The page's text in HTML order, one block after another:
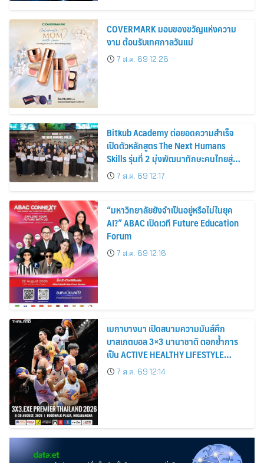
COVERMARK มอบของขวัญแห่งความ
งาม ต้อนรับเทศกาลวันแม่
7 ส.ค. 69 12:26
Bitkub Academy ต่อยอดความสำเร็จ
เปิดตัวหลักสูตร The Next Humans
Skills รุ่นที่ 2 มุ่งพัฒนาทักษะคนไทยสู่
การเป็นคนของอนาคต
7 ส.ค. 69 12:17
“มหาวิทยาลัยยังจำเป็นอยู่หรือไม่ในยุค
AI?” ABAC เปิดเวที Future Education
Forum
7 ส.ค. 69 12:16
เมกาบางนา เปิดสนามความมันส์ศึก
บาสเกตบอล 3×3 นานาชาติ ตอกย้ำการ
เป็น ACTIVE HEALTHY LIFESTYLE
DESTINATION วันที่ 8 – 30 ส.ค. 69 ณ
ฟู้ดวอล์ค พลาซ่า ศูนย์การค้าเมกาบางนา
7 ส.ค. 69 12:14